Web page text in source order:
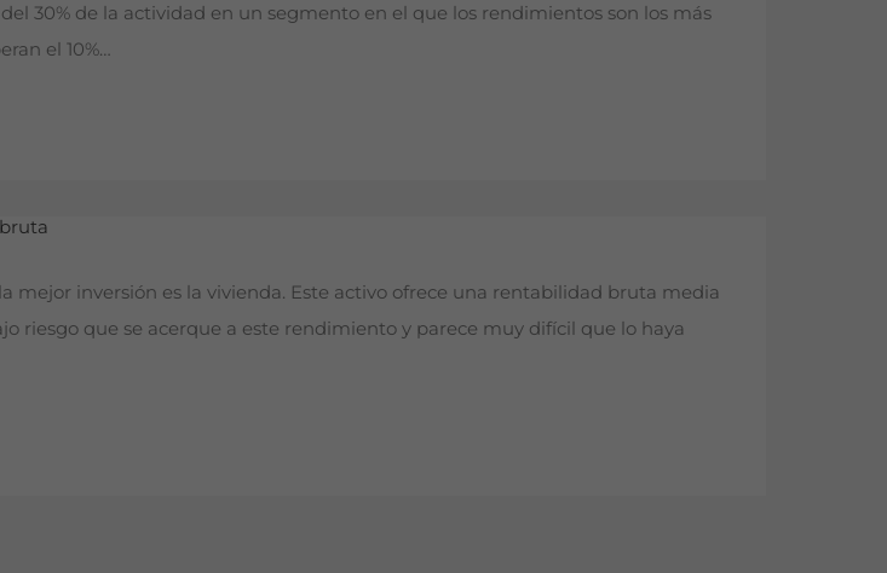
30% de la actividad en un segmento en el que los rendimientos son los más
el 10%…
mejor inversión es la vivienda. Este activo ofrece una rentabilidad bruta media
riesgo que se acerque a este rendimiento y parece muy difícil que lo haya